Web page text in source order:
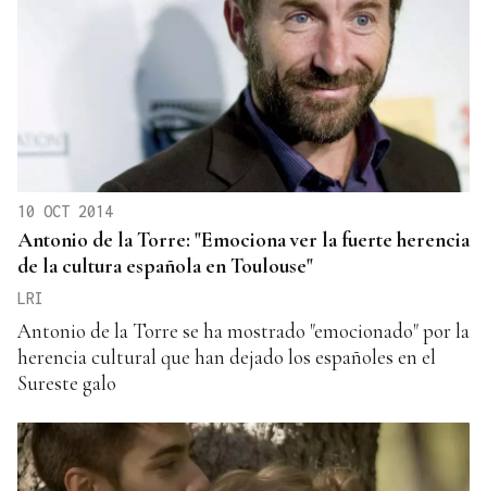
10 OCT 2014
Antonio de la Torre: "Emociona ver la fuerte herencia
de la cultura española en Toulouse"
LRI
Antonio de la Torre se ha mostrado "emocionado" por la
herencia cultural que han dejado los españoles en el
Sureste galo